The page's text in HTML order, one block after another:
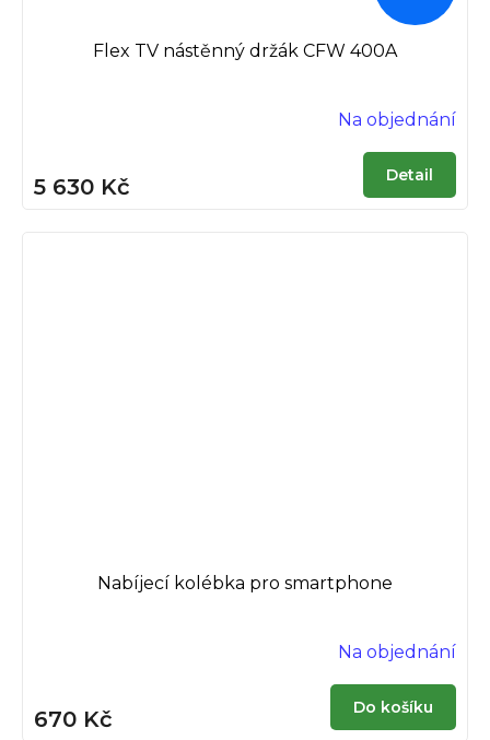
Flex TV nástěnný držák CFW 400A
Na objednání
5 630 Kč Detail
Nabíjecí kolébka pro smartphone
Na objednání
670 Kč Do košíku